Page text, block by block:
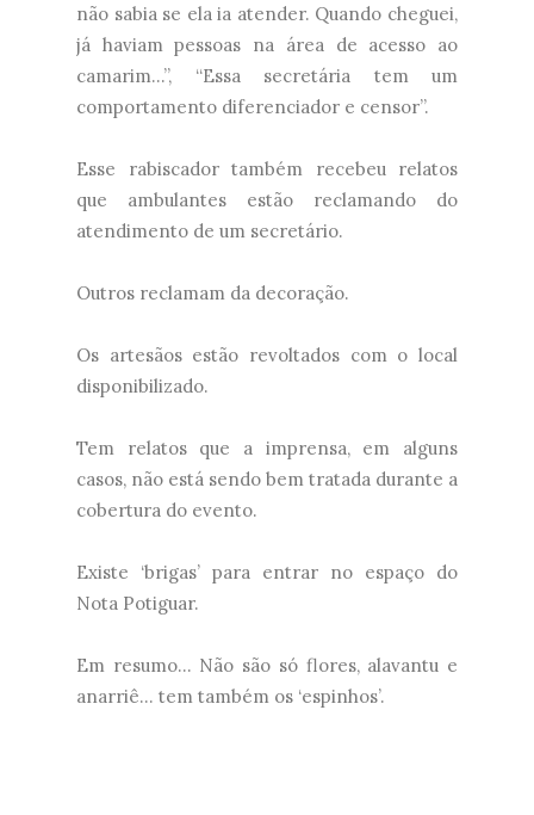
não sabia se ela ia atender. Quando cheguei,
já haviam pessoas na área de acesso ao
camarim...”, “Essa secretária tem um
comportamento diferenciador e censor”.
Esse rabiscador também recebeu relatos
que ambulantes estão reclamando do
atendimento de um secretário.
Outros reclamam da decoração.
Os artesãos estão revoltados com o local
disponibilizado.
Tem relatos que a imprensa, em alguns
casos, não está sendo bem tratada durante a
cobertura do evento.
Existe ‘brigas’ para entrar no espaço do
Nota Potiguar.
Em resumo... Não são só flores, alavantu e
anarriê... tem também os ‘espinhos’.